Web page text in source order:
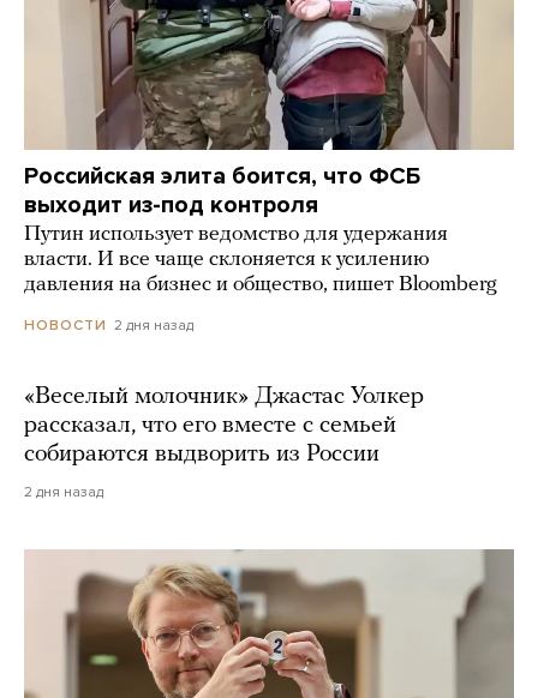
Российская элита боится, что ФСБ
выходит из-под контроля
Путин использует ведомство для удержания
власти. И все чаще склоняется к усилению
давления на бизнес и общество, пишет Bloomberg
НОВОСТИ 2 дня назад
«Веселый молочник» Джастас Уолкер
рассказал, что его вместе с семьей
собираются выдворить из России
2 дня назад